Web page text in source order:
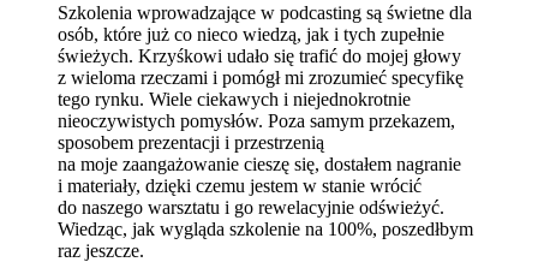
Szkolenia wprowadzające w podcasting są świetne dla
osób, które już co nieco wiedzą, jak i tych zupełnie
świeżych. Krzyśkowi udało się trafić do mojej głowy
z wieloma rzeczami i pomógł mi zrozumieć specyfikę
tego rynku. Wiele ciekawych i niejednokrotnie
nieoczywistych pomysłów. Poza samym przekazem,
sposobem prezentacji i przestrzenią
na moje zaangażowanie cieszę się, dostałem nagranie
i materiały, dzięki czemu jestem w stanie wrócić
do naszego warsztatu i go rewelacyjnie odświeżyć.
Wiedząc, jak wygląda szkolenie na 100%, poszedłbym
raz jeszcze.